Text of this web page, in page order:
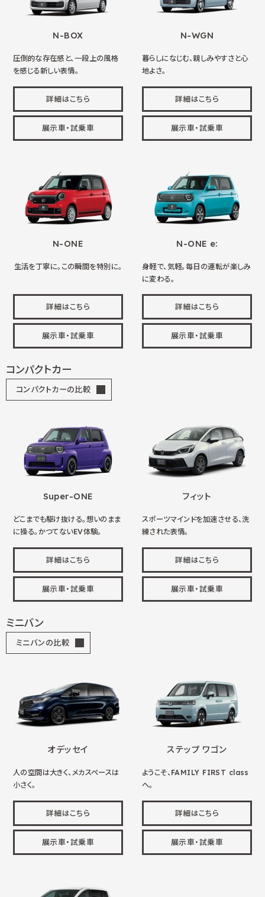
N-BOX
圧倒的な存在感と、一段上の風格
を感じる新しい表情。
詳細はこちら
展示車・試乗車
N-WGN
暮らしになじむ、親しみやすさと心
地よさ。
詳細はこちら
展示車・試乗車
N-ONE
生活を丁寧に。この瞬間を特別に。
詳細はこちら
展示車・試乗車
N-ONE e:
身軽で、気軽。毎日の運転が楽しみ
に変わる。
詳細はこちら
展示車・試乗車
コンパクトカー
コンパクトカーの比較
Super-ONE
どこまでも駆け抜ける。想いのまま
に操る。かつてないEV体験。
詳細はこちら
展示車・試乗車
フィット
スポーツマインドを加速させる、洗
練された表情。
詳細はこちら
展示車・試乗車
ミニバン
ミニバンの比較
オデッセイ
人の空間は大きく、メカスペースは
小さく。
詳細はこちら
展示車・試乗車
ステップ ワゴン
ようこそ、FAMILY FIRST class
へ。
詳細はこちら
展示車・試乗車